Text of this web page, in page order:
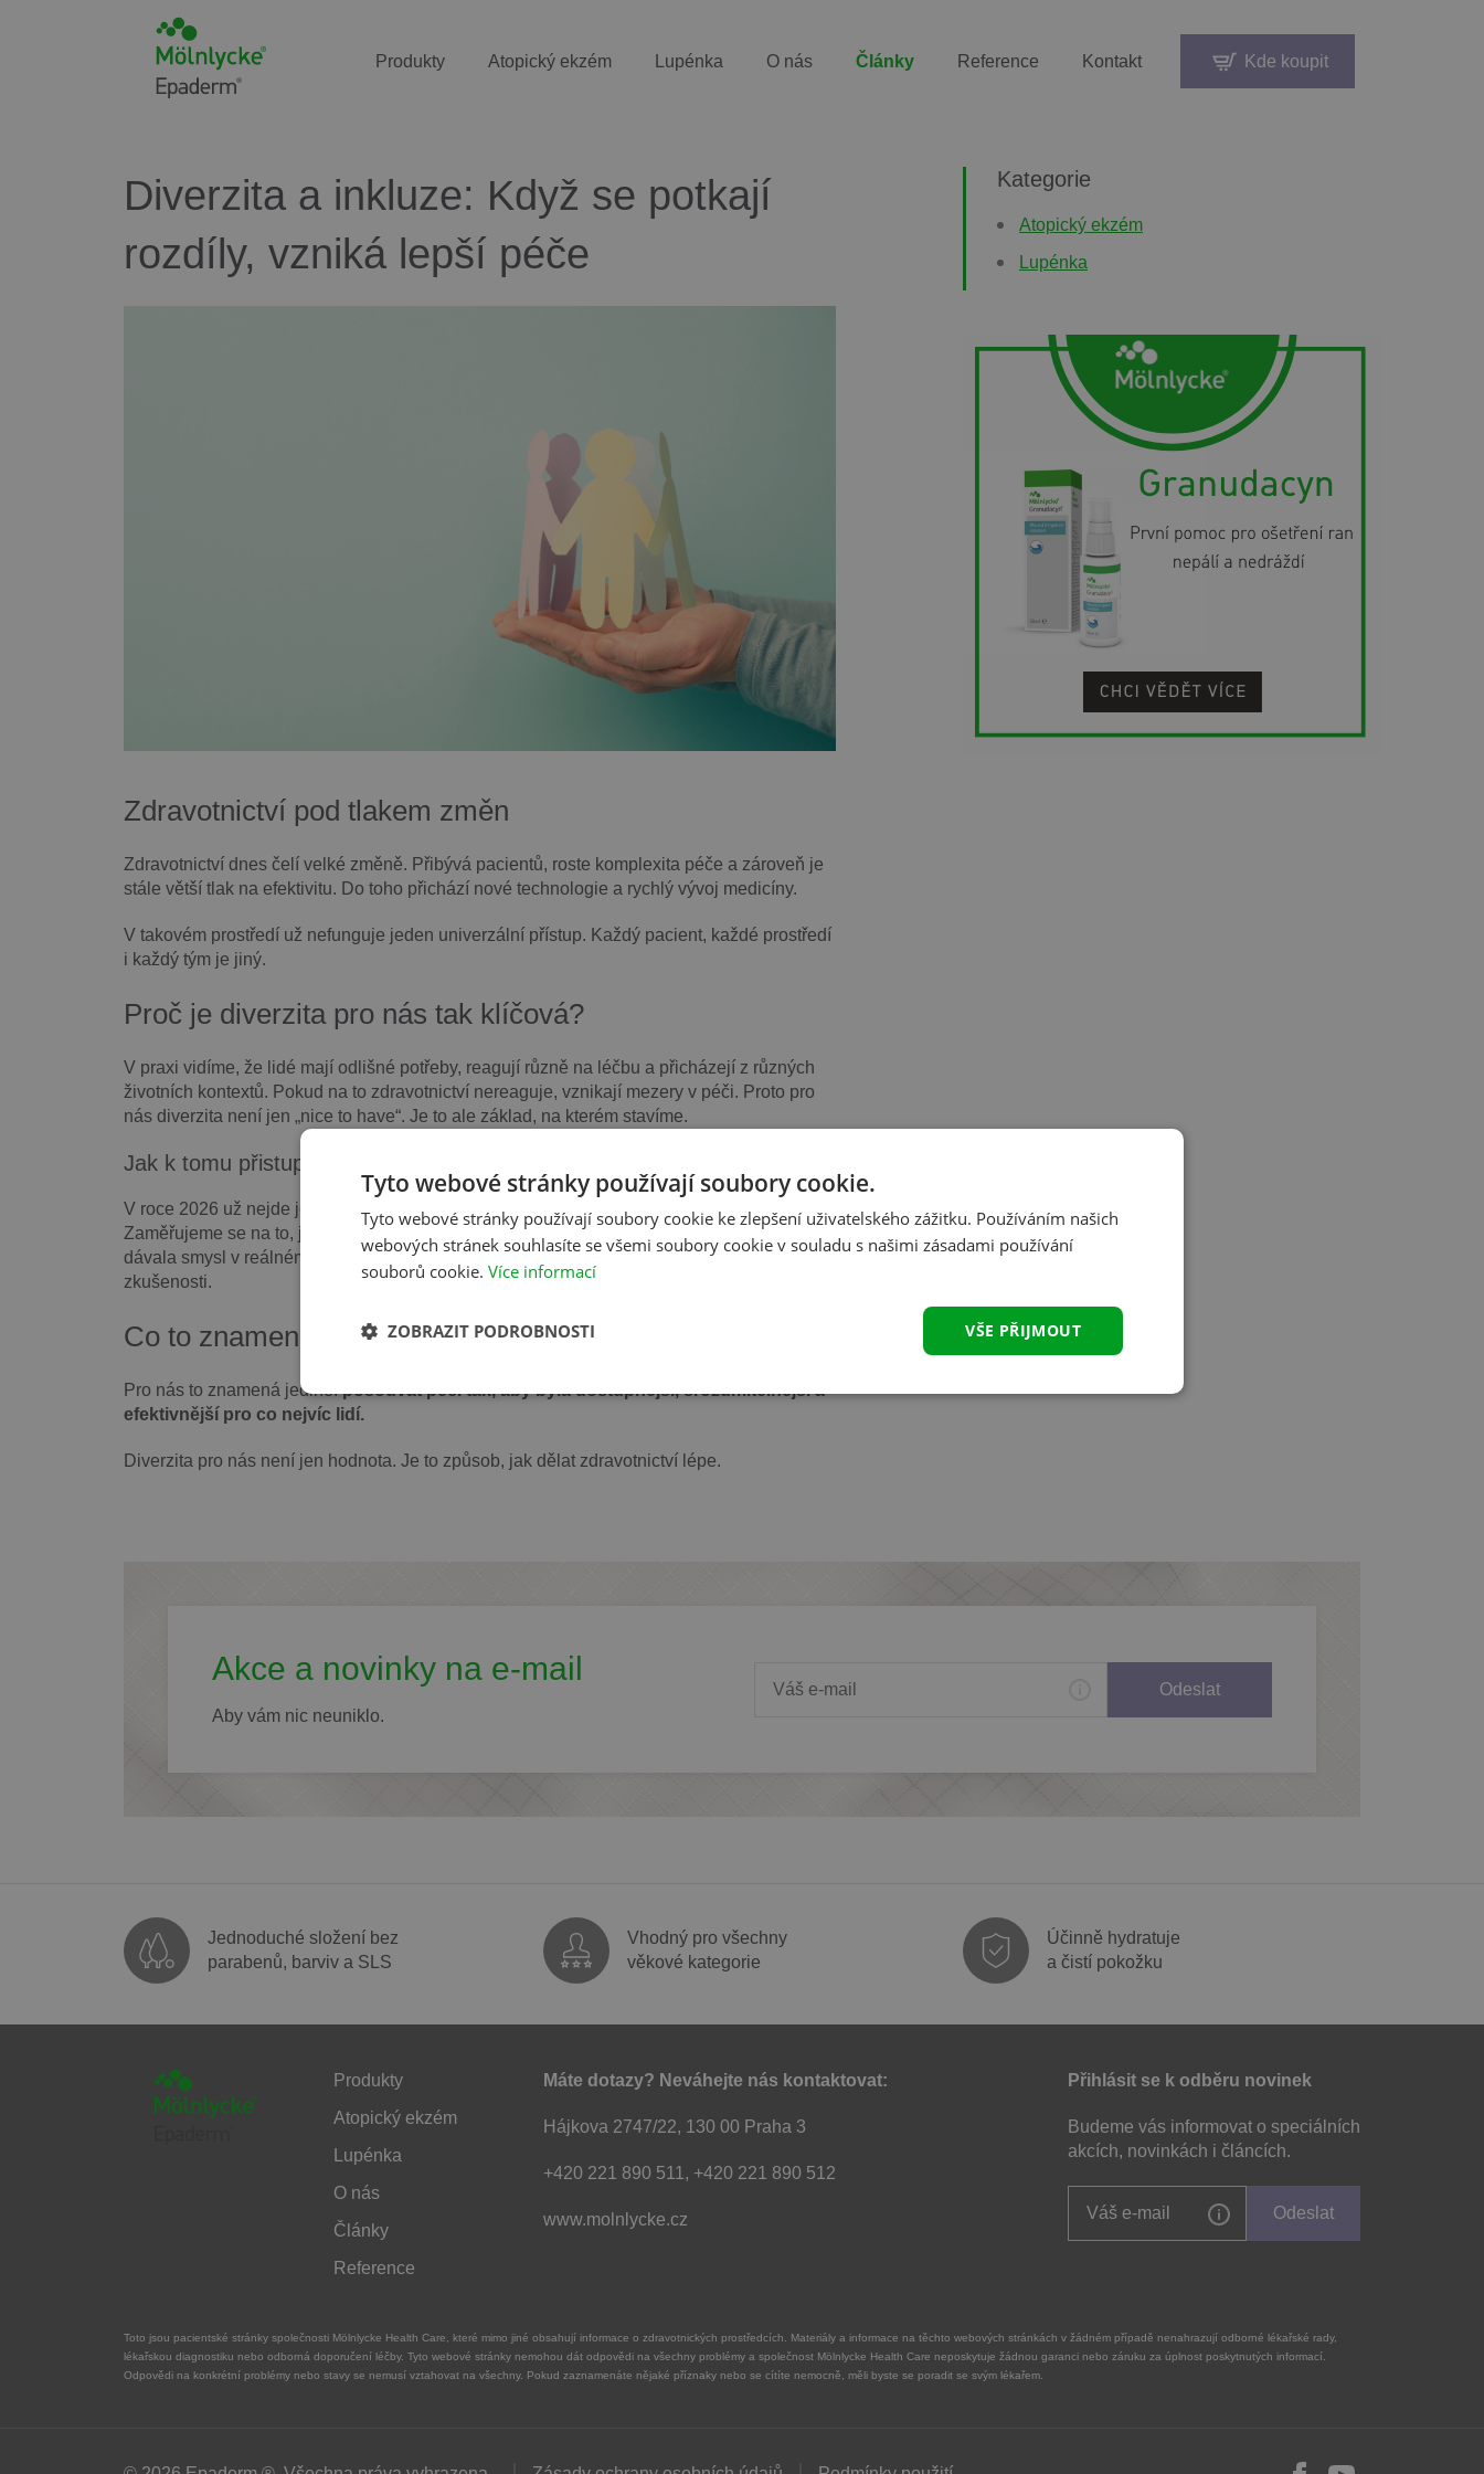
Produkty Atopický ekzém Lupénka O nás Články Reference Kontakt Kde koupit
Diverzita a inkluze: Když se potkají
rozdíly, vzniká lepší péče
Zdravotnictví pod tlakem změn
Zdravotnictví dnes čelí velké změně. Přibývá pacientů, roste komplexita péče a zároveň je
stále větší tlak na efektivitu. Do toho přichází nové technologie a rychlý vývoj medicíny.
V takovém prostředí už nefunguje jeden univerzální přístup. Každý pacient, každé prostředí
i každý tým je jiný.
Proč je diverzita pro nás tak klíčová?
V praxi vidíme, že lidé mají odlišné potřeby, reagují různě na léčbu a přicházejí z různých
životních kontextů. Pokud na to zdravotnictví nereaguje, vznikají mezery v péči. Proto pro
nás diverzita není jen „nice to have“. Je to ale základ, na kterém stavíme.
Jak k tomu přistupujeme v roce 2026
V roce 2026 už nejde jen o to o diverzitě mluvit. Jde o to ji žít v každodenní praxi.
Zaměřujeme se na to, jak lépe porozumět pacientům, jak nastavovat naše řešení tak, aby
dávala smysl v reálném prostředí, a jak vytvářet týmy, které přinášejí různé pohledy i
zkušenosti.
Co to znamená v praxi
Pro nás to znamená jediné:posouvat péči tak, aby byla dostupnější, srozumitelnější a
efektivnější pro co nejvíc lidí.
Diverzita pro nás není jen hodnota. Je to způsob, jak dělat zdravotnictví lépe.
Kategorie
Atopický ekzém
Lupénka
Akce a novinky na e-mail
Aby vám nic neuniklo.
Odeslat
Jednoduché složení bez
parabenů, barviv a SLS
Vhodný pro všechny
věkové kategorie
Účinně hydratuje
a čistí pokožku
Produkty
Atopický ekzém
Lupénka
O nás
Články
Reference
Máte dotazy? Neváhejte nás kontaktovat:
Hájkova 2747/22, 130 00 Praha 3
+420 221 890 511, +420 221 890 512
www.molnlycke.cz
Přihlásit se k odběru novinek
Budeme vás informovat o speciálních
akcích, novinkách i článcích.
Odeslat
Toto jsou pacientské stránky společnosti Mölnlycke Health Care, které mimo jiné obsahují informace o zdravotnických prostředcích. Materiály a informace na těchto webových stránkách v žádném případě nenahrazují odborné lékařské rady,
lékařskou diagnostiku nebo odborná doporučení léčby. Tyto webové stránky nemohou dát odpovědi na všechny problémy a společnost Mölnlycke Health Care neposkytuje žádnou garanci nebo záruku za úplnost poskytnutých informací.
Odpovědi na konkrétní problémy nebo stavy se nemusí vztahovat na všechny. Pokud zaznamenáte nějaké příznaky nebo se cítíte nemocně, měli byste se poradit se svým lékařem.
Tyto webové stránky používají soubory cookie.
Tyto webové stránky používají soubory cookie ke zlepšení uživatelského zážitku. Používáním našich
webových stránek souhlasíte se všemi soubory cookie v souladu s našimi zásadami používání
souborů cookie. Více informací
VŠE PŘIJMOUT
ZOBRAZIT PODROBNOSTI